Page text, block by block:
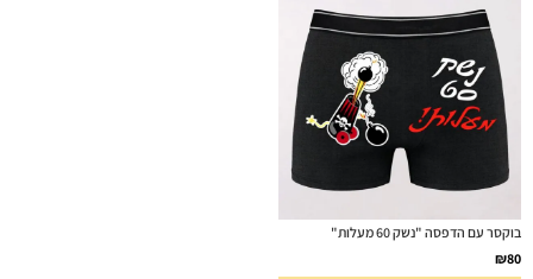
בוקסר עם הדפסה "נשק 60 מעלות"
₪80